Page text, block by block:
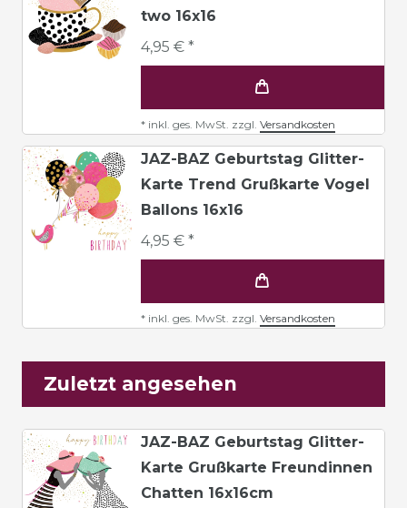
two 16x16
4,95 € *
* inkl. ges. MwSt. zzgl. Versandkosten
JAZ-BAZ Geburtstag Glitter-
Karte Trend Grußkarte Vogel
Ballons 16x16
4,95 € *
* inkl. ges. MwSt. zzgl. Versandkosten
Zuletzt angesehen
JAZ-BAZ Geburtstag Glitter-
Karte Grußkarte Freundinnen
Chatten 16x16cm